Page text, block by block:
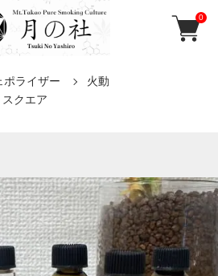
0
ポライザー
火動
クエア